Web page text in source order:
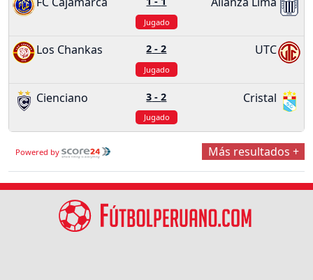
Jugado
Los Chankas 2 -2 UTC
Jugado
Cienciano 3 -2 Cristal
Jugado
Powered by Más resultados +